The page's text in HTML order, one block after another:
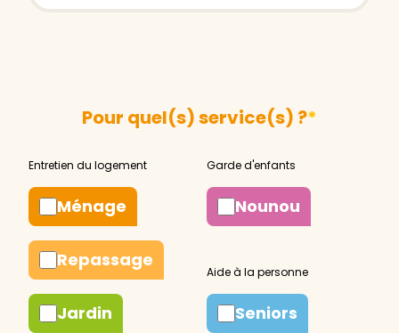
Pour quel(s) service(s) ?*
Ménage
Repassage
Jardin
Nounou
Seniors